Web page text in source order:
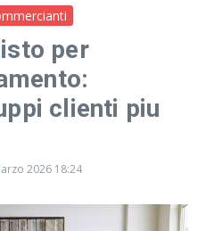
per
clienti piu
2026 18:24